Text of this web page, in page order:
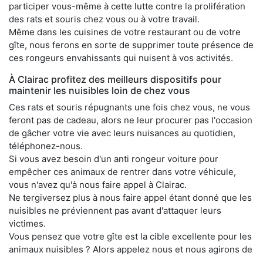
participer vous-même à cette lutte contre la prolifération
des rats et souris chez vous ou à votre travail.
Même dans les cuisines de votre restaurant ou de votre
gîte, nous ferons en sorte de supprimer toute présence de
ces rongeurs envahissants qui nuisent à vos activités.
À Clairac profitez des meilleurs dispositifs pour
maintenir les nuisibles loin de chez vous
Ces rats et souris répugnants une fois chez vous, ne vous
feront pas de cadeau, alors ne leur procurer pas l'occasion
de gâcher votre vie avec leurs nuisances au quotidien,
téléphonez-nous.
Si vous avez besoin d'un anti rongeur voiture pour
empêcher ces animaux de rentrer dans votre véhicule,
vous n'avez qu'à nous faire appel à Clairac.
Ne tergiversez plus à nous faire appel étant donné que les
nuisibles ne préviennent pas avant d'attaquer leurs
victimes.
Vous pensez que votre gîte est la cible excellente pour les
animaux nuisibles ? Alors appelez nous et nous agirons de